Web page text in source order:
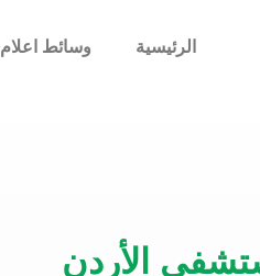
الرئيسية وسائط اعلام
الأردن